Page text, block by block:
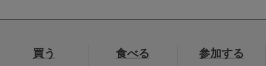
買う 食べる 参加する